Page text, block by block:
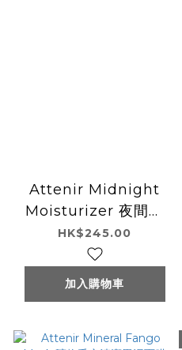
Attenir Midnight
Moisturizer 夜間保
濕睡眠面膜 35g
HK$245.00
加入購物車